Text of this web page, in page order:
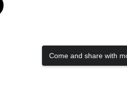
Come and share with